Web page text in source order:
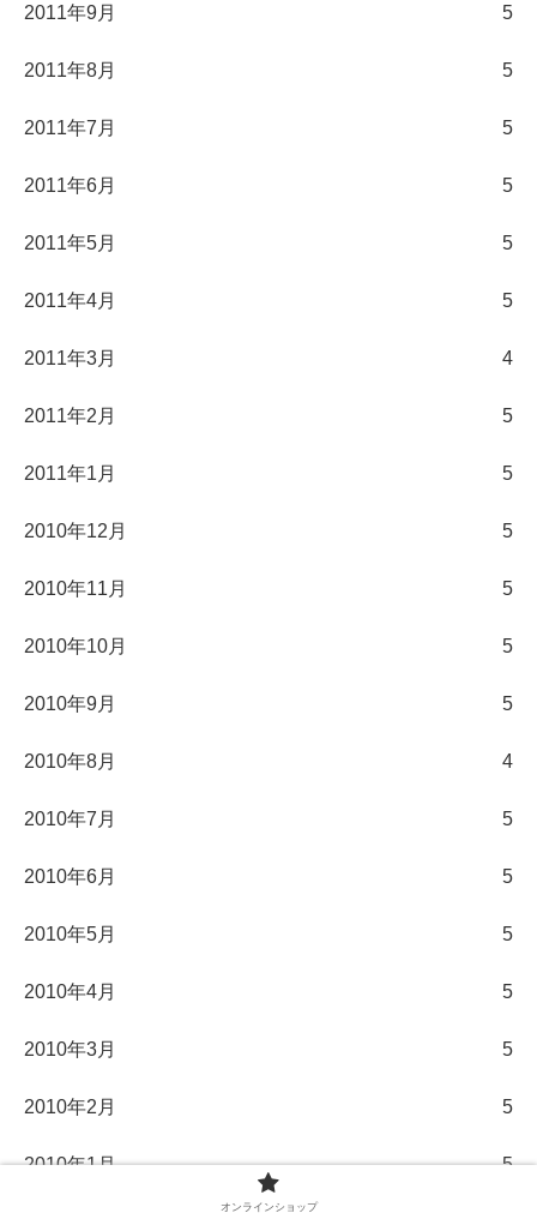
2011年9月 5
2011年8月 5
2011年7月 5
2011年6月 5
2011年5月 5
2011年4月 5
2011年3月 4
2011年2月 5
2011年1月 5
2010年12月 5
2010年11月 5
2010年10月 5
2010年9月 5
2010年8月 4
2010年7月 5
2010年6月 5
2010年5月 5
2010年4月 5
2010年3月 5
2010年2月 5
2010年1月 5
オンラインショップ